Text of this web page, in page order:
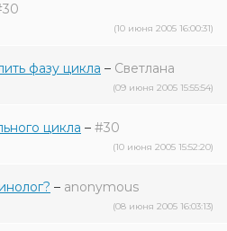
(10 июня 2005 16:00:31)
фазу цикла – Светлана
(09 июня 2005 15:55:54)
цикла – #30
(10 июня 2005 15:52:20)
– anonymous
(08 июня 2005 16:03:13)